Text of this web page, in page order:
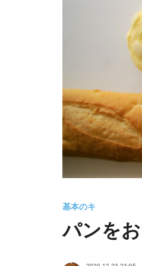
基本のキ
パンを